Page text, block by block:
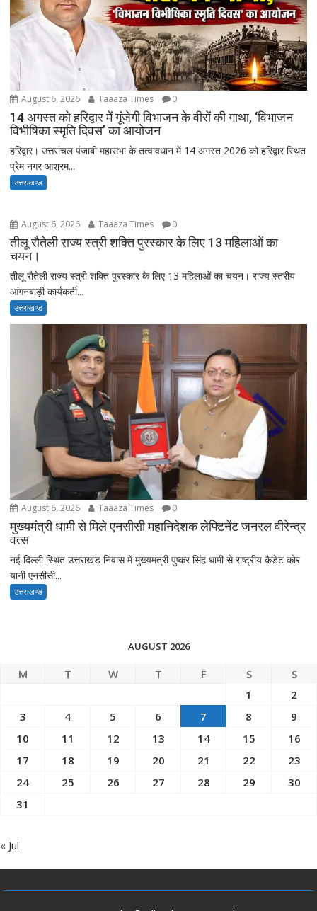
August 6, 2026 Taaaza Times 0
14 अगस्त को हरिद्वार में गूंजेगी विभाजन के वीरों की गाथा, ‘विभाजन
विभीषिका स्मृति दिवस’ का आयोजन
हरिद्वार। उत्तरांचल पंजाबी महासभा के तत्वावधान में 14 अगस्त 2026 को हरिद्वार स्थित
प्रेम नगर आश्रम...
उत्तराखण्ड
August 6, 2026 Taaaza Times 0
तीलू रौतेली राज्य स्त्री शक्ति पुरस्कार के लिए 13 महिलाओं का
चयन।
तीलू रौतेली राज्य स्त्री शक्ति पुरस्कार के लिए 13 महिलाओं का चयन। राज्य स्तरीय
आंगनबाड़ी कार्यकर्ती...
उत्तराखण्ड
August 6, 2026 Taaaza Times 0
मुख्यमंत्री धामी से मिले एनसीसी महानिदेशक लेफ्टिनेंट जनरल वीरेन्द्र
वत्स
नई दिल्ली स्थित उत्तराखंड निवास में मुख्यमंत्री पुष्कर सिंह धामी से राष्ट्रीय कैडेट कोर
यानी एनसीसी...
उत्तराखण्ड
AUGUST 2026
M T W T F S
S
1
2
3
4 5 6 7 8
9
10
11 12 13 14 15
16
17
18 19 20 21 22
23
24
25 26 27 28 29
30
31
« Jul